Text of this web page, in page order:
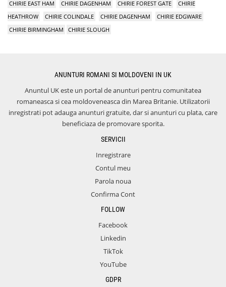
CHIRIE EAST HAM
CHIRIE DAGENHAM CHIRIE FOREST GATE
CHIRIE
HEATHROW
CHIRIE COLINDALE CHIRIE DAGENHAM
CHIRIE EDGWARE
CHIRIE BIRMINGHAM
CHIRIE SLOUGH
ANUNTURI ROMANI SI MOLDOVENI IN UK
Anuntul UK este un portal de anunturi pentru comunitatea
romaneasca si cea moldoveneasca din Marea Britanie. Utilizatorii
inregistrati pot adauga anunturi gratuite, dar si anunturi cu plata, care
beneficiaza de promovare sporita.
SERVICII
Inregistrare
Contul meu
Parola noua
Confirma Cont
FOLLOW
Facebook
Linkedin
TikTok
YouTube
GDPR